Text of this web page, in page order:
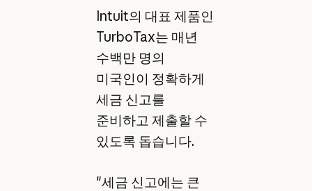
Intuit의 대표 제품인
TurboTax는 매년
수백만 명의
미국인이 정확하게
세금 신고를
준비하고 제출할 수
있도록 돕습니다.
"세금 신고에는 큰